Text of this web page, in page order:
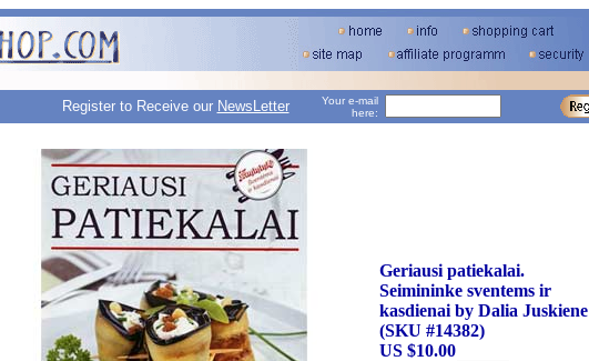
Register to Receive our NewsLetter
Your e-mail
here:
Geriausi patiekalai.
Seimininke sventems ir
kasdienai by Dalia Juskiene
(SKU #14382)
US $10.00